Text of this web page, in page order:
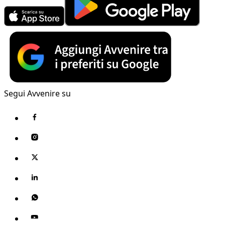
Segui Avvenire su